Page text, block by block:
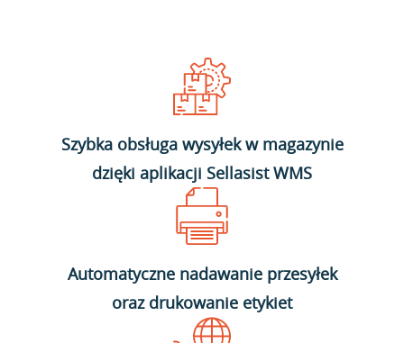
Szybka obsługa wysyłek w magazynie
dzięki aplikacji Sellasist WMS
Automatyczne nadawanie przesyłek
oraz drukowanie etykiet